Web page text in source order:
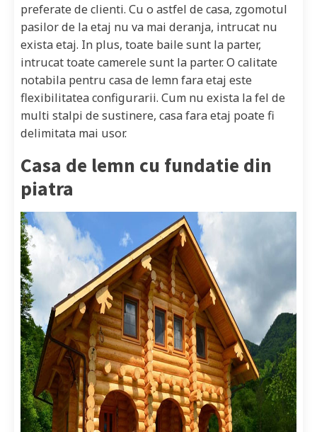
preferate de clienti. Cu o astfel de casa, zgomotul
pasilor de la etaj nu va mai deranja, intrucat nu
exista etaj. In plus, toate baile sunt la parter,
intrucat toate camerele sunt la parter. O calitate
notabila pentru casa de lemn fara etaj este
flexibilitatea configurarii. Cum nu exista la fel de
multi stalpi de sustinere, casa fara etaj poate fi
delimitata mai usor.
Casa de lemn cu fundatie din
piatra